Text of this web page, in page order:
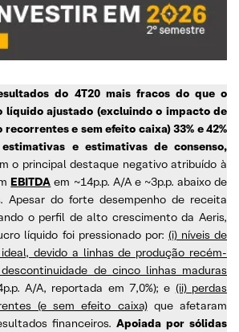
do 4T20 mais fracos do que o
líquido ajustado (excluindo o impacto de
e sem efeito caixa) 33% e 42%
e estimativas de consenso,
o principal destaque negativo atribuído à
EBITDA em ~14p.p. A/A e ~3p.p. abaixo de
Apesar do forte desempenho de receita
o perfil de alto crescimento da Aeris,
líquido foi pressionado por: (i) níveis de
devido a linhas de produção recém-
de cinco linhas maduras
A/A, reportada em 7,0%); e (ii) perdas
(e sem efeito caixa)que afetaram
financeiros. Apoiada por sólidas